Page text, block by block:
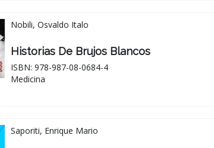
Nobili, Osvaldo Italo
Historias De Brujos Blancos
ISBN: 978-987-08-0684-4
Medicina
Saporiti, Enrique Mario